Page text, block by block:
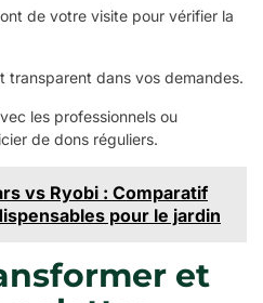
de votre visite pour vérifier la
transparent dans vos demandes.
les professionnels ou
de dons réguliers.
vs Ryobi : Comparatif
pour le jardin
et